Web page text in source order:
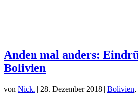
Anden mal anders:
Bolivien
von Nicki | 28. Dezember 2018 | Bolivien,